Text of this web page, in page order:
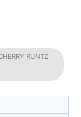
RUNTZ